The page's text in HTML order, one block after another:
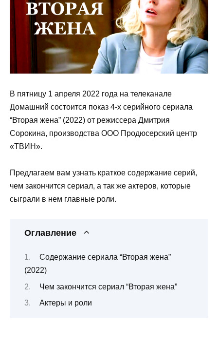
В пятницу 1 апреля 2022 года на телеканале
Домашний состоится показ 4-х серийного сериала
“Вторая жена” (2022) от режиссера Дмитрия
Сорокина, производства ООО Продюсерский центр
«ТВИН».
Предлагаем вам узнать краткое содержание серий,
чем закончится сериал, а так же актеров, которые
сыграли в нем главные роли.
Оглавление
Содержание сериала “Вторая жена”
(2022)
Чем закончится сериал “Вторая жена”
Актеры и роли